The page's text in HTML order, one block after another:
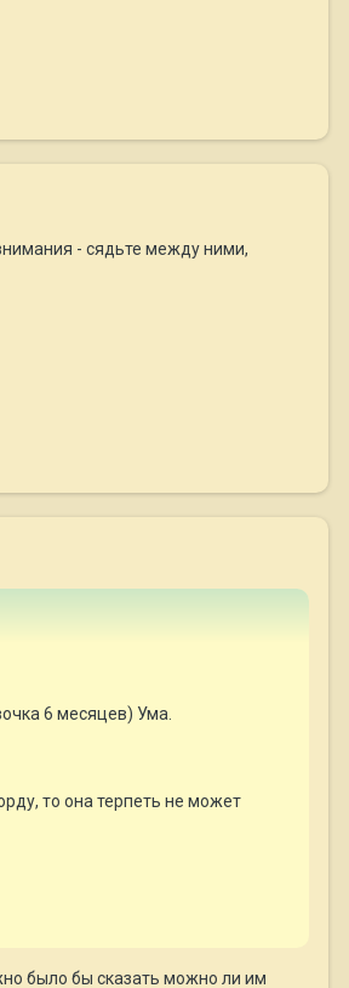
- сядьте между ними,
6 месяцев) Ума.
то она терпеть не может
было бы сказать можно ли им